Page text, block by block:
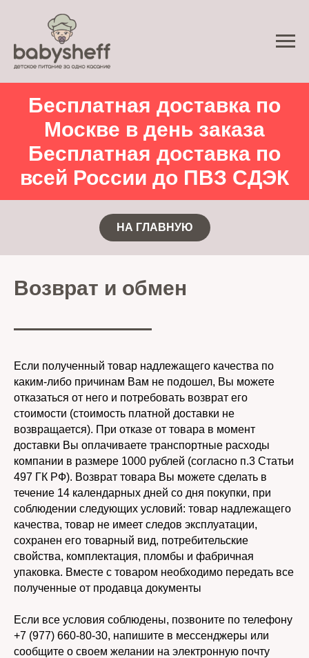
Бесплатная доставка по
Москве в день заказа
Бесплатная доставка по
всей России до ПВЗ СДЭК
НА ГЛАВНУЮ
Возврат и обмен
Если полученный товар надлежащего качества по
каким-либо причинам Вам не подошел, Вы можете
отказаться от него и потребовать возврат его
стоимости (стоимость платной доставки не
возвращается). При отказе от товара в момент
доставки Вы оплачиваете транспортные расходы
компании в размере 1000 рублей (согласно п.3 Статьи
497 ГК РФ). Возврат товара Вы можете сделать в
течение 14 календарных дней со дня покупки, при
соблюдении следующих условий: товар надлежащего
качества, товар не имеет следов эксплуатации,
сохранен его товарный вид, потребительские
свойства, комплектация, пломбы и фабричная
упаковка. Вместе с товаром необходимо передать все
полученные от продавца документы
Если все условия соблюдены, позвоните по телефону
+7 (977) 660-80-30, напишите в мессенджеры или
сообщите о своем желании на электронную почту